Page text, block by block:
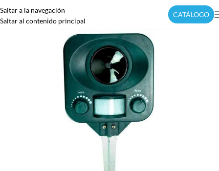
Saltar a la navegación
Saltar al contenido principal
CATÁLOGO